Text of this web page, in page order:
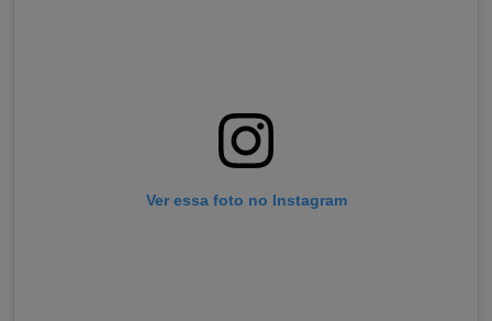
Ver essa foto no Instagram